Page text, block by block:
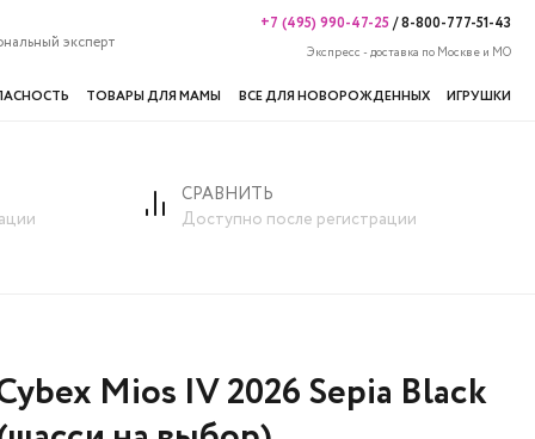
эксперт
+7 (495) 990-47-25/8-800-777-51-43
Экспресс - доставка по Москве и МО
ТОВАРЫ ДЛЯ МАМЫ ВСЕ ДЛЯ НОВОРОЖДЕННЫХ ИГРУШКИ
СРАВНИТЬ
Доступно после регистрации
Mios IV 2026 Sepia Black